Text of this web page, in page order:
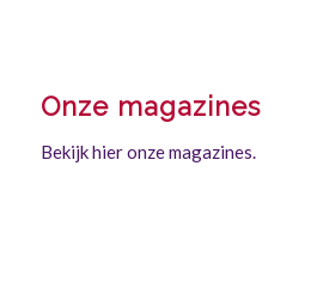
Onze magazines
Bekijk hier onze magazines.